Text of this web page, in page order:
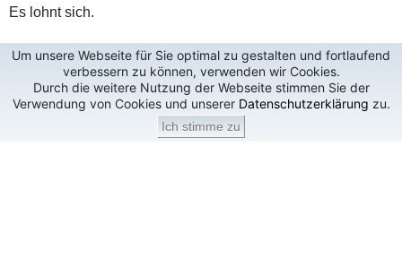
Es lohnt sich.
Um unsere Webseite für Sie optimal zu gestalten und fortlaufend
verbessern zu können, verwenden wir Cookies.
Durch die weitere Nutzung der Webseite stimmen Sie der
Verwendung von Cookies und unserer Datenschutzerklärung zu.
Ich stimme zu